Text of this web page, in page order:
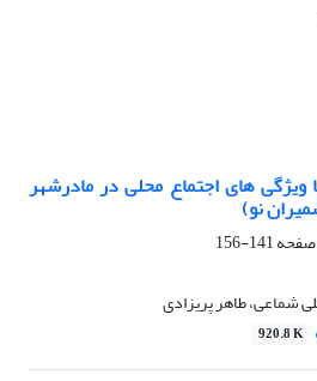
ویژگی های اجتماع محلی در مادرشهر
نو)
141-156
شماعی، طاهر پریزادی
920.8 K